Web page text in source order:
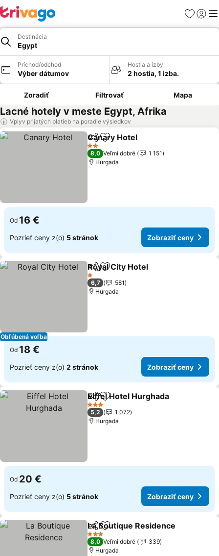
Obľúbené
Destinácia
Egypt
Príchod/odchod
Výber dátumov
Hostia a izby
2 hostia, 1 izba.
Zoradiť Filtrovať Mapa
Lacné hotely v meste Egypt, Afrika
Vplyv prijatých platieb na poradie výsledkov
ZdieľaťPridať do obľúbených
Canary Hotel
2 Počet hviezdičiek
8,0 Veľmi dobré
1 151
Hurgada
Od 16 €
Pozrieť ceny z(o) 5 stránok Zobraziť ceny
Obľúbená voľba
ZdieľaťPridať do obľúbených
Royal City Hotel
1 Počet hviezdičiek
6,7
581
Hurgada
Od 18 €
Pozrieť ceny z(o) 2 stránok Zobraziť ceny
ZdieľaťPridať do obľúbených
Eiffel Hotel Hurghada
3 Počet hviezdičiek
5,2
1 072
Hurgada
Od 20 €
Pozrieť ceny z(o) 5 stránok Zobraziť ceny
ZdieľaťPridať do obľúbených
La Boutique Residence
3 Počet hviezdičiek
8,0 Veľmi dobré
339
Hurgada